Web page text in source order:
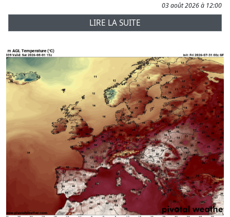
03 août 2026 à 12:00
LIRE LA SUITE